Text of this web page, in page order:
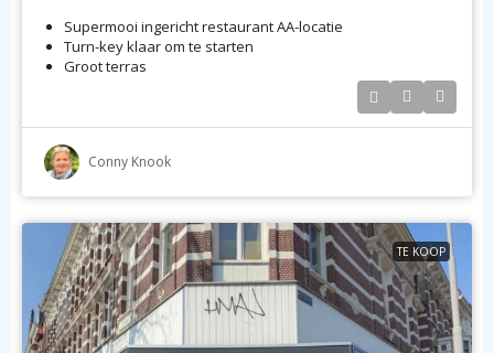
Supermooi ingericht restaurant AA-locatie
Turn-key klaar om te starten
Groot terras
Conny Knook
TE KOOP